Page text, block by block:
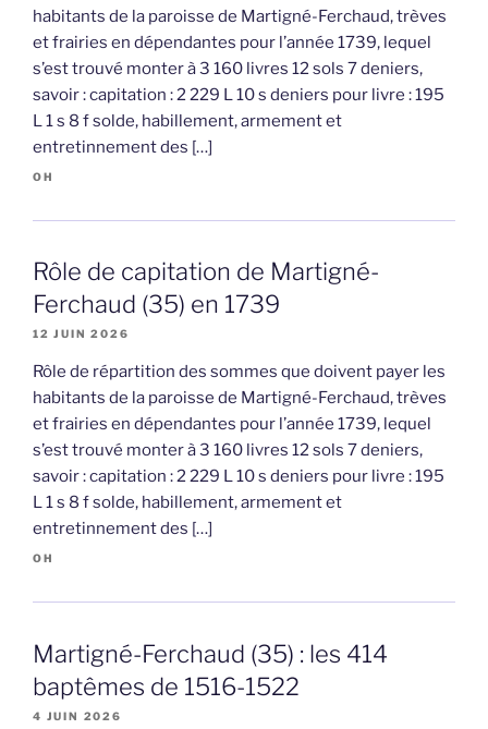
habitants de la paroisse de Martigné-Ferchaud, trèves
et frairies en dépendantes pour l’année 1739, lequel
s’est trouvé monter à 3 160 livres 12 sols 7 deniers,
savoir : capitation : 2 229 L 10 s deniers pour livre : 195
L 1 s 8 f solde, habillement, armement et
entretinnement des […]
OH
Rôle de capitation de Martigné-
Ferchaud (35) en 1739
12 JUIN 2026
Rôle de répartition des sommes que doivent payer les
habitants de la paroisse de Martigné-Ferchaud, trèves
et frairies en dépendantes pour l’année 1739, lequel
s’est trouvé monter à 3 160 livres 12 sols 7 deniers,
savoir : capitation : 2 229 L 10 s deniers pour livre : 195
L 1 s 8 f solde, habillement, armement et
entretinnement des […]
OH
Martigné-Ferchaud (35) : les 414
baptêmes de 1516-1522
4 JUIN 2026